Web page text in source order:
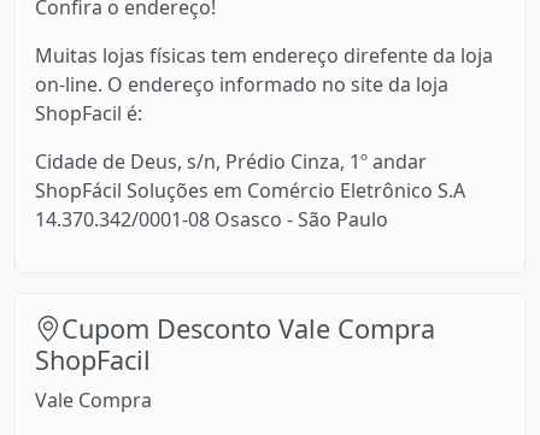
Confira o endereço!
Muitas lojas físicas tem endereço direfente da loja
on-line. O endereço informado no site da loja
ShopFacil é:
Cidade de Deus, s/n, Prédio Cinza, 1º andar
ShopFácil Soluções em Comércio Eletrônico S.A
14.370.342/0001-08 Osasco - São Paulo
Cupom Desconto Vale Compra
ShopFacil
Vale Compra